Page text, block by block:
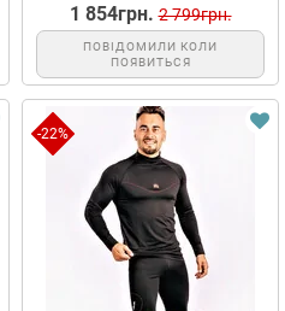
1 854грн. 2 799грн.
ПОВІДОМИЛИ КОЛИ
ПОЯВИТЬСЯ
-22%